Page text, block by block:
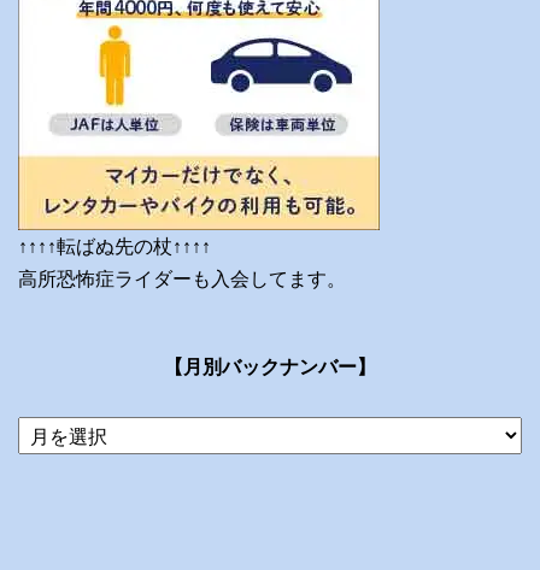
↑↑↑↑転ばぬ先の杖↑↑↑↑
高所恐怖症ライダーも入会してます。
【月別バックナンバー】
当
ブ